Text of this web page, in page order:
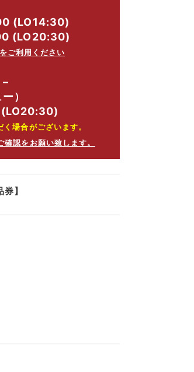
(LO14:30)
(LO20:30)
ご利用ください
）
(LO20:30)
場合がございます。
認をお願い致します。
】